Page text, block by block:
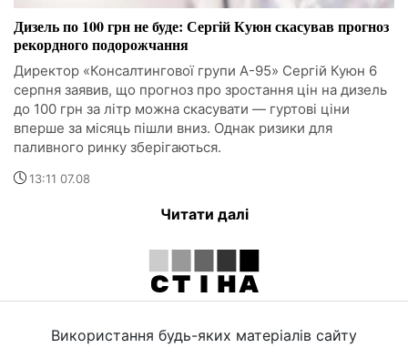
Дизель по 100 грн не буде: Сергій Куюн скасував прогноз
рекордного подорожчання
Директор «Консалтингової групи А-95» Сергій Куюн 6
серпня заявив, що прогноз про зростання цін на дизель
до 100 грн за літр можна скасувати — гуртові ціни
вперше за місяць пішли вниз. Однак ризики для
паливного ринку зберігаються.
13:11 07.08
Читати далі
Використання будь-яких матеріалів сайту